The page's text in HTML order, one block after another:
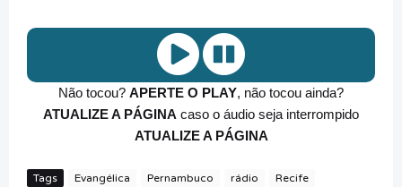
Não tocou? APERTE O PLAY, não tocou ainda?
ATUALIZE A PÁGINA caso o áudio seja interrompido
ATUALIZE A PÁGINA
Tags Evangélica Pernambuco rádio
Recife